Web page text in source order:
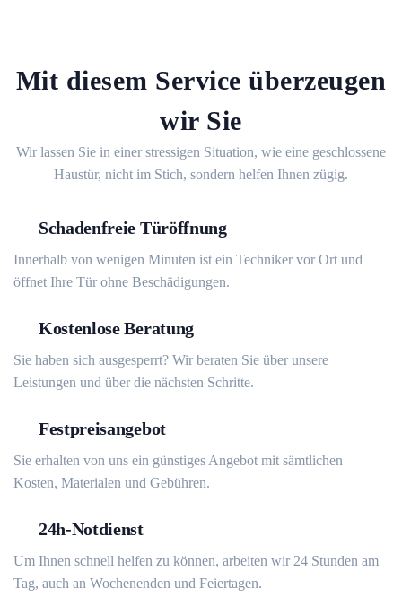
Mit diesem Service überzeugen
wir Sie
Wir lassen Sie in einer stressigen Situation, wie eine geschlossene
Haustür, nicht im Stich, sondern helfen Ihnen zügig.
Schadenfreie Türöffnung
Innerhalb von wenigen Minuten ist ein Techniker vor Ort und
öffnet Ihre Tür ohne Beschädigungen.
Kostenlose Beratung
Sie haben sich ausgesperrt? Wir beraten Sie über unsere
Leistungen und über die nächsten Schritte.
Festpreisangebot
Sie erhalten von uns ein günstiges Angebot mit sämtlichen
Kosten, Materialen und Gebühren.
24h-Notdienst
Um Ihnen schnell helfen zu können, arbeiten wir 24 Stunden am
Tag, auch an Wochenenden und Feiertagen.